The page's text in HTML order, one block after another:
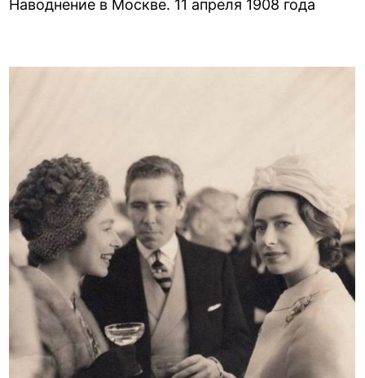
Наводнение в Москве. 11 апреля 1908 года